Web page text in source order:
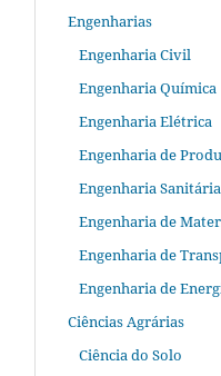
Engenharias
Engenharia Civil
Engenharia Química
Engenharia Elétrica
Engenharia de
Engenharia Sanitária
Engenharia de
Engenharia de
Engenharia de
Ciências Agrárias
Ciência do Solo